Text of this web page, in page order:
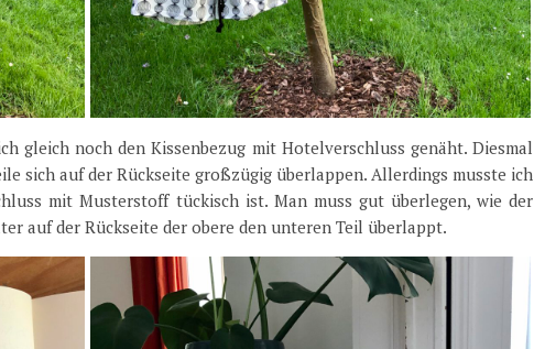
gleich noch den Kissenbezug mit Hotelverschluss genäht. Diesmal
sich auf der Rückseite großzügig überlappen. Allerdings musste ich
mit Musterstoff tückisch ist. Man muss gut überlegen, wie der
auf der Rückseite der obere den unteren Teil überlappt.